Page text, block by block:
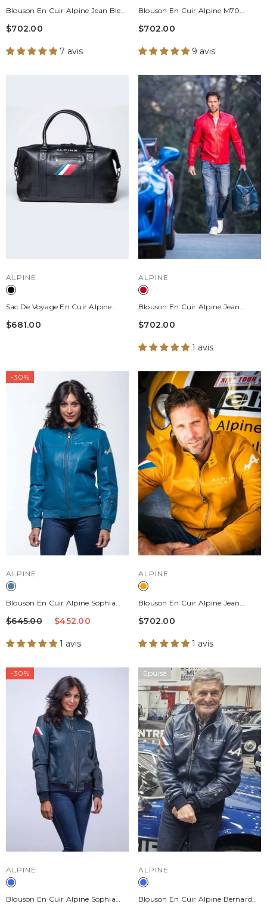
Blouson En Cuir Alpine Jean Bleu
Royal Homme
$702.00
7 avis
Blouson En Cuir Alpine M70
Collector 70 Ans Bleu Royal
$702.00
9 avis
DISTRIBUTEUR :
ALPINE
Sac De Voyage En Cuir Alpine
A310 72h Noir
$681.00
DISTRIBUTEUR :
ALPINE
Blouson En Cuir Alpine Jean
Rouge Racing Homme
$702.00
1 avis
-30%
DISTRIBUTEUR :
ALPINE
Blouson En Cuir Alpine Sophia
Bleu Ocean Femme
$645.00 $452.00
1 avis
DISTRIBUTEUR :
ALPINE
Blouson En Cuir Alpine Jean
Jaune Homme
$702.00
1 avis
-30%
DISTRIBUTEUR :
ALPINE
Blouson En Cuir Alpine Sophia
Épuisé
DISTRIBUTEUR :
ALPINE
Blouson En Cuir Alpine Bernard